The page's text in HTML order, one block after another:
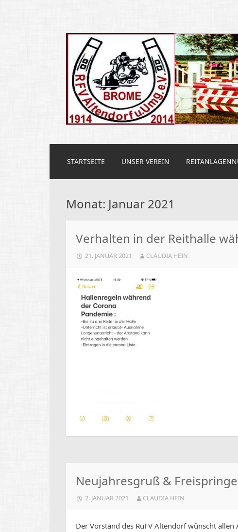
Reit und
INHALT
SPRINGEN
STARTSEITE UNSER VEREIN
Monat: Januar 2021
Verhalten in der Reithalle
21. JANUAR 2021 CLAUDIA HEIN
Neujahresgruß &
2. JANUAR 2021 CLAUDIA HEIN
Der Vorstand des RuFV Altendorf wünscht